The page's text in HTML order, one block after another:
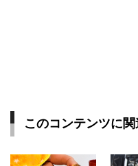
このコンテンツに